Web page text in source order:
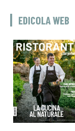
EDICOLA WEB